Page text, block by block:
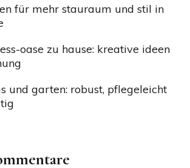
für mehr stauraum und stil in
oase zu hause: kreative ideen
und garten: robust, pflegeleicht